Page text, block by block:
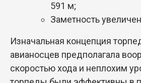
591 м;
Заметность
Изначальная концепция
авианосцев предполагала
скоростью хода и неплохим